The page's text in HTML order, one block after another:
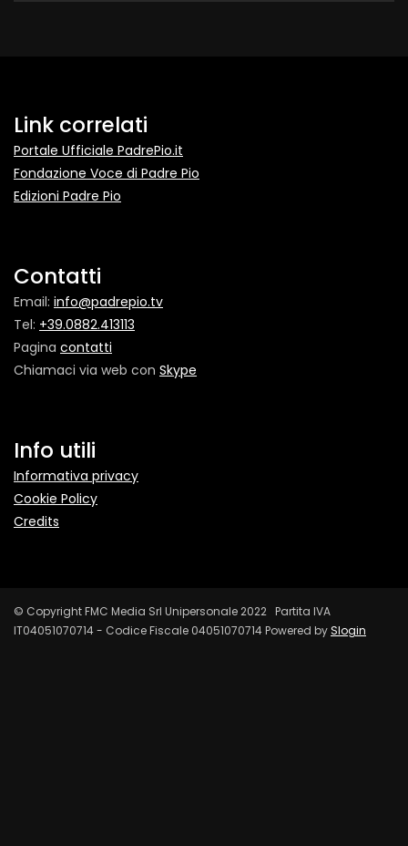
Link correlati
Portale Ufficiale PadrePio.it
Fondazione Voce di Padre Pio
Edizioni Padre Pio
Contatti
Email: info@padrepio.tv
Tel: +39.0882.413113
Pagina contatti
Chiamaci via web con Skype
Info utili
Informativa privacy
Cookie Policy
Credits
© Copyright FMC Media Srl Unipersonale 2022 Partita IVA
IT04051070714 - Codice Fiscale 04051070714 Powered bySlogin